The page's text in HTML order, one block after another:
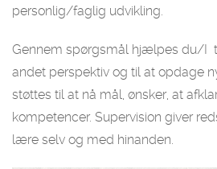
personlig/faglig udvikling.
Gennem spørgsmål hjælpes du/I
andet perspektiv og til at opdage
støttes til at nå mål, ønsker, at
kompetencer. Supervision giver
lære selv og med hinanden.